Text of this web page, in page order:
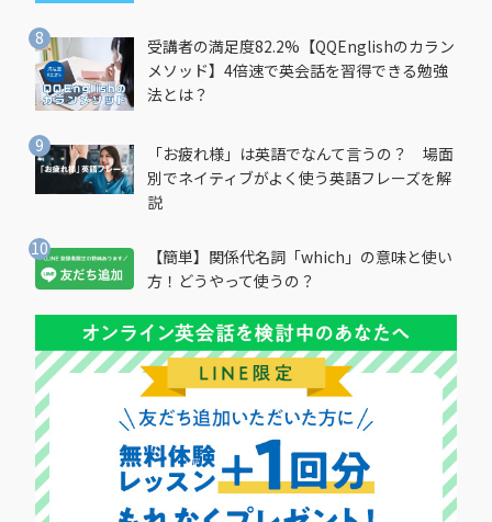
受講者の満足度82.2%【QQEnglishのカラン
メソッド】4倍速で英会話を習得できる勉強
法とは？
「お疲れ様」は英語でなんて言うの？ 場面
別でネイティブがよく使う英語フレーズを解
説
【簡単】関係代名詞「which」の意味と使い
方！どうやって使うの？